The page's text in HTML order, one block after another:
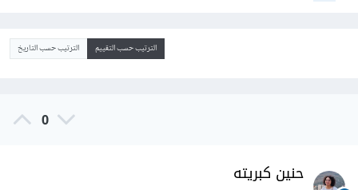
الترتيب حسب التقييم الترتيب حسب التاريخ
0
حنين كبريته